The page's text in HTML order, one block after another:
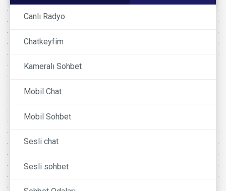
Canlı Radyo
Chatkeyfim
Kameralı Sohbet
Mobil Chat
Mobil Sohbet
Sesli chat
Sesli sohbet